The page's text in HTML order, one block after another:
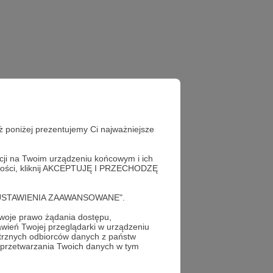
poniżej prezentujemy Ci najważniejsze
na Twoim urządzeniu końcowym i ich
kliknij AKCEPTUJĘ I PRZECHODZĘ
ZAAWANSOWANE".
prawo żądania dostępu,
Twojej przeglądarki w urządzeniu
odbiorców danych z państw
Twoich danych w tym
profil autora